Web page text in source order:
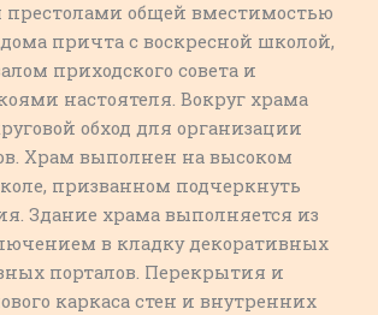
престолами общей вместимостью
причта с воскресной школой,
приходского совета и
настоятеля. Вокруг храма
обход для организации
Храм выполнен на высоком
призванном подчеркнуть
Здание храма выполняется из
в кладку декоративных
порталов. Перекрытия и
каркаса стен и внутренних